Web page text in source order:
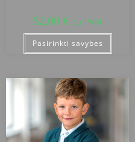
52,00 € su PVM
Pasirinkti savybes